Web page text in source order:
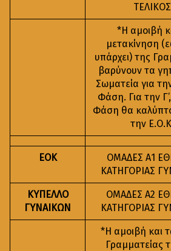
ΤΕΛΙΚΟΣ
*Η αμοιβή
μετακίνηση
υπάρχει) της
βαρύνουν τα
Σωματεία για την
Φάση. Για την Γ’,
Φάση θα
την
ΕΟΚ
ΟΜΑΔΕΣ Α1
ΚΑΤΗΓΟΡΙΑΣ
ΚΥΠΕΛΛΟ
ΓΥΝΑΙΚΩΝ
ΟΜΑΔΕΣ Α2
ΚΑΤΗΓΟΡΙΑΣ
*Η αμοιβή και
Γραμματείας